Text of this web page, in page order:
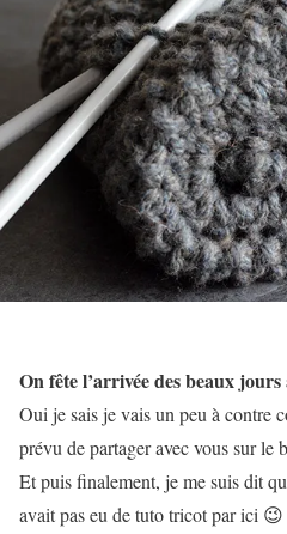
On fête l’arrivée des beaux
Oui je sais je vais un peu à contre
prévu de partager avec vous sur
Et puis finalement, je me suis dit
avait pas eu de tuto tricot par ici 😉